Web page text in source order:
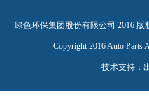
绿色环保集团股份有限公司 2016 版
Copyright 2016 Auto Parts
技术支持：